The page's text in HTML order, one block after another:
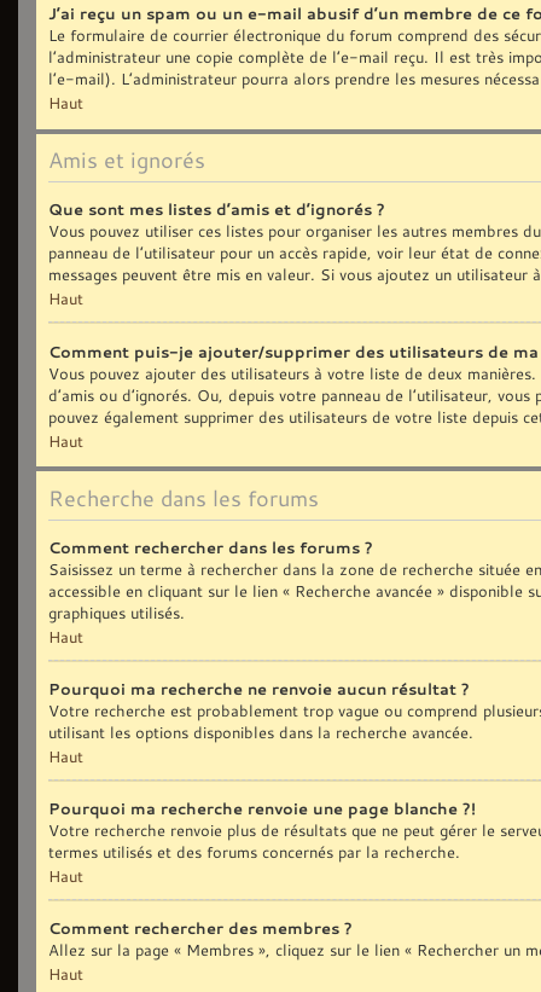
J’ai reçu un spam ou un e-mail abusif d’un membre de ce
Le formulaire de courrier électronique du forum comprend des
l’administrateur une copie complète de l’e-mail reçu. Il est très
l’e-mail). L’administrateur pourra alors prendre les mesures
Haut
Amis et ignorés
Que sont mes listes d’amis et d’ignorés ?
Vous pouvez utiliser ces listes pour organiser les autres membres
panneau de l’utilisateur pour un accès rapide, voir leur état de
messages peuvent être mis en valeur. Si vous ajoutez un
Haut
Comment puis-je ajouter/supprimer des utilisateurs de ma
Vous pouvez ajouter des utilisateurs à votre liste de deux
d’amis ou d’ignorés. Ou, depuis votre panneau de l’utilisateur,
pouvez également supprimer des utilisateurs de votre liste depuis
Haut
Recherche dans les forums
Comment rechercher dans les forums ?
Saisissez un terme à rechercher dans la zone de recherche située
accessible en cliquant sur le lien « Recherche avancée » disponible
graphiques utilisés.
Haut
Pourquoi ma recherche ne renvoie aucun résultat ?
Votre recherche est probablement trop vague ou comprend
utilisant les options disponibles dans la recherche avancée.
Haut
Pourquoi ma recherche renvoie une page blanche ?!
Votre recherche renvoie plus de résultats que ne peut gérer le
termes utilisés et des forums concernés par la recherche.
Haut
Comment rechercher des membres ?
Allez sur la page « Membres », cliquez sur le lien « Rechercher un
Haut